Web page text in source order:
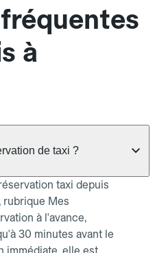
à
de taxi ?
taxi depuis
rubrique Mes
à l'avance,
30 minutes avant le
immédiate, elle est